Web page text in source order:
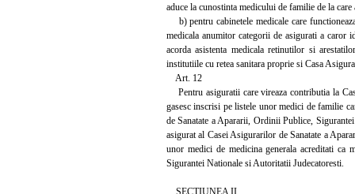
aduce la cunostinta medicului de familie de la
b) pentru cabinetele medicale care
medicala anumitor categorii de asigurati a caror
acorda asistenta medicala retinutilor si
institutiile cu retea sanitara proprie si Casa
Art. 12
Pentru asiguratii care vireaza contributia la
gasesc inscrisi pe listele unor medici de familie
de Sanatate a Apararii, Ordinii Publice,
asigurat al Casei Asigurarilor de Sanatate a
unor medici de medicina generala acreditati
Sigurantei Nationale si Autoritatii Judecatoresti.
SECTIUNEA II